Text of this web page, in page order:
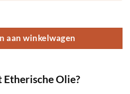
– 10ml aantal
aan winkelwagen
Olie?